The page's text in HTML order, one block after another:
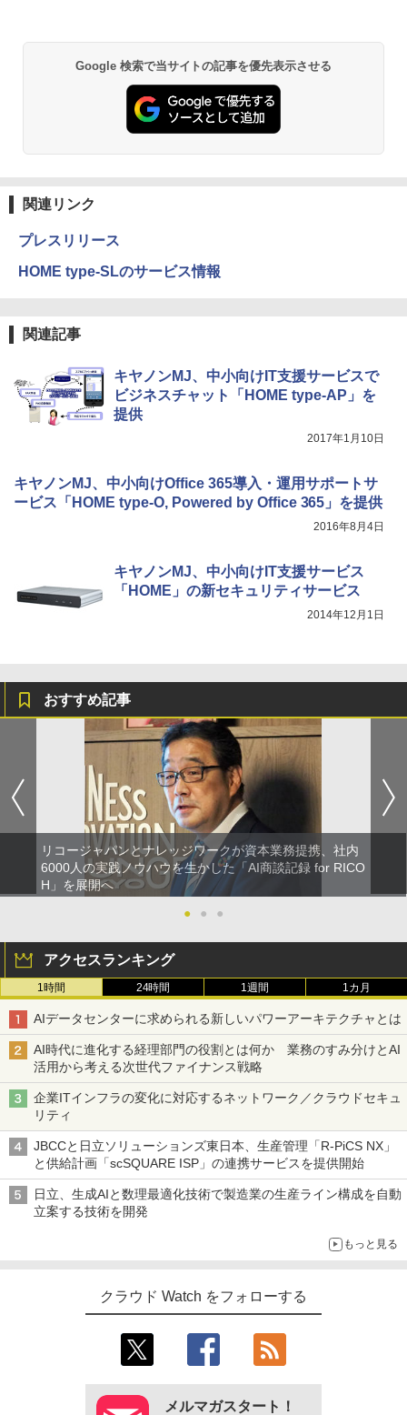
Google 検索で当サイトの記事を優先表示させる
関連リンク
プレスリリース
HOME type-SLのサービス情報
関連記事
キヤノンMJ、中小向けIT支援サービスで
ビジネスチャット「HOME type-AP」を
提供
2017年1月10日
キヤノンMJ、中小向けOffice 365導入・運用サポートサ
ービス「HOME type-O, Powered by Office 365」を提供
2016年8月4日
キヤノンMJ、中小向けIT支援サービス
「HOME」の新セキュリティサービス
2014年12月1日
おすすめ記事
リコージャパンとナレッジワークが資本業務提携、社内
6000人の実践ノウハウを生かした「AI商談記録 for RICO
H」を展開へ
●
● ●
アクセスランキング
1時間 24時間 1週間 1カ月
AIデータセンターに求められる新しいパワーアーキテクチャとは
AI時代に進化する経理部門の役割とは何か 業務のすみ分けとAI
活用から考える次世代ファイナンス戦略
企業ITインフラの変化に対応するネットワーク／クラウドセキュ
リティ
JBCCと日立ソリューションズ東日本、生産管理「R-PiCS NX」
と供給計画「scSQUARE ISP」の連携サービスを提供開始
日立、生成AIと数理最適化技術で製造業の生産ライン構成を自動
立案する技術を開発
もっと見る
クラウド Watch をフォローする
メルマガスタート！